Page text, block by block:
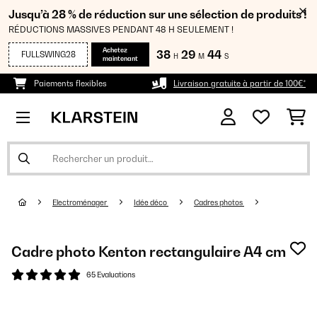
Jusqu’à 28 % de réduction sur une sélection de produits !
RÉDUCTIONS MASSIVES PENDANT 48 H SEULEMENT !
FULLSWING28
Achetez
maintenant
38 H 29 M 44 S
Paiements flexibles Livraison gratuite à partir de 100€*
Electroménager Idée déco Cadres photos
Cadre photo Kenton rectangulaire A4 cm
65 Evaluations